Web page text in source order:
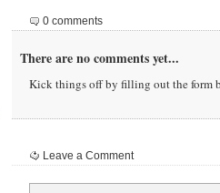
0 comments
There are no comments yet...
Kick things off by filling out the form
Leave a Comment